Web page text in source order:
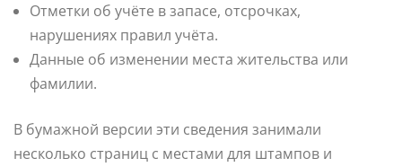
Отметки об учёте в запасе, отсрочках,
нарушениях правил учёта.
Данные об изменении места жительства или
фамилии.
В бумажной версии эти сведения занимали
несколько страниц с местами для штампов и